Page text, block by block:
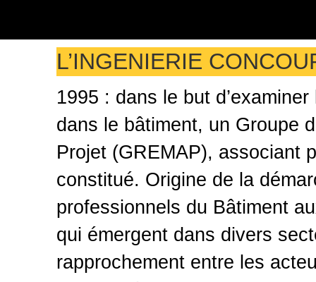
L’INGENIERIE
1995 : dans le but
dans le bâtiment, un Groupe
Projet (GREMAP), associant
constitué. Origine de la
professionnels du Bâtiment
qui émergent dans divers
rapprochement entre les